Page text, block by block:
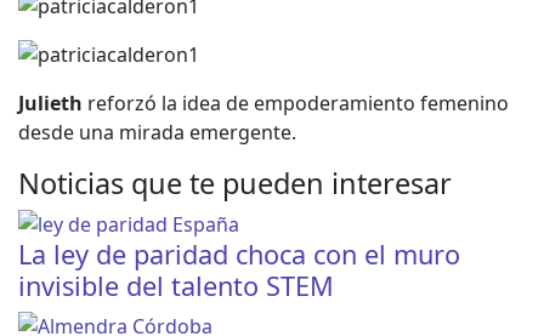
Julieth reforzó la idea de empoderamiento femenino
desde una mirada emergente.
Noticias que te pueden interesar
La ley de paridad choca con el muro
invisible del talento STEM